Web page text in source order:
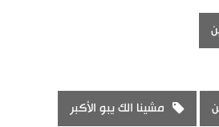
مشينا الك يبو الأكبر